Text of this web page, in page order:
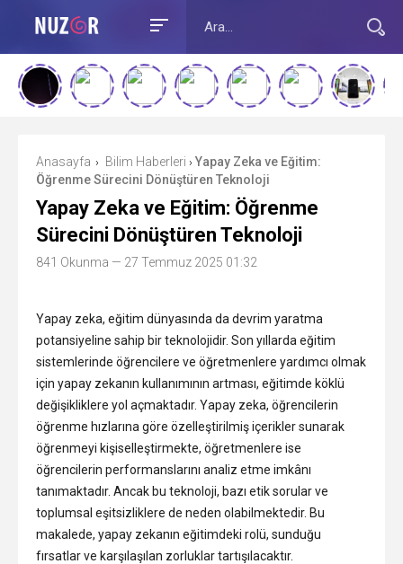
Anasayfa › Bilim Haberleri › Yapay Zeka ve Eğitim:
Öğrenme Sürecini Dönüştüren Teknoloji
Yapay Zeka ve Eğitim: Öğrenme
Sürecini Dönüştüren Teknoloji
841 Okunma — 27 Temmuz 2025 01:32
Yapay zeka, eğitim dünyasında da devrim yaratma
potansiyeline sahip bir teknolojidir. Son yıllarda eğitim
sistemlerinde öğrencilere ve öğretmenlere yardımcı olmak
için yapay zekanın kullanımının artması, eğitimde köklü
değişikliklere yol açmaktadır. Yapay zeka, öğrencilerin
öğrenme hızlarına göre özelleştirilmiş içerikler sunarak
öğrenmeyi kişiselleştirmekte, öğretmenlere ise
öğrencilerin performanslarını analiz etme imkânı
tanımaktadır. Ancak bu teknoloji, bazı etik sorular ve
toplumsal eşitsizliklere de neden olabilmektedir. Bu
makalede, yapay zekanın eğitimdeki rolü, sunduğu
fırsatlar ve karşılaşılan zorluklar tartışılacaktır.